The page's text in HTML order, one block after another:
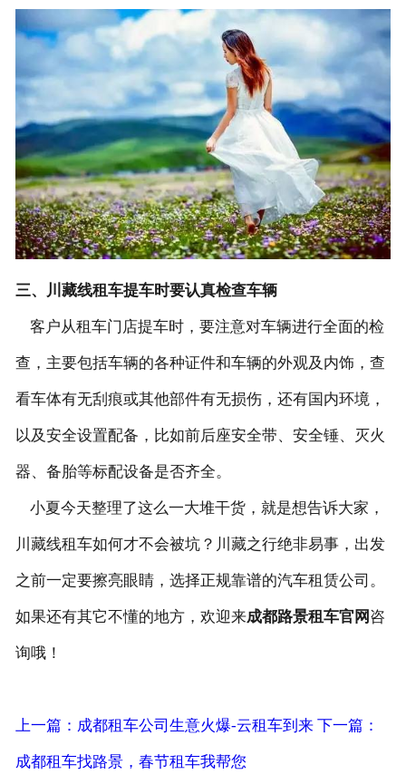
三、川藏线租车提车时要认真检查车辆
客户从租车门店提车时，要注意对车辆进行全面的检
查，主要包括车辆的各种证件和车辆的外观及内饰，查
看车体有无刮痕或其他部件有无损伤，还有国内环境，
以及安全设置配备，比如前后座安全带、安全锤、灭火
器、备胎等标配设备是否齐全。
小夏今天整理了这么一大堆干货，就是想告诉大家，
川藏线租车如何才不会被坑？川藏之行绝非易事，出发
之前一定要擦亮眼睛，选择正规靠谱的汽车租赁公司。
如果还有其它不懂的地方，欢迎来成都路景租车官网 咨
询哦！
上一篇：成都租车公司生意火爆-云租车到来 下一篇：
成都租车找路景，春节租车我帮您